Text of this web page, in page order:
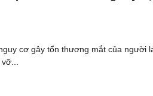
cơ gây tổn thương mắt của người
vỡ...